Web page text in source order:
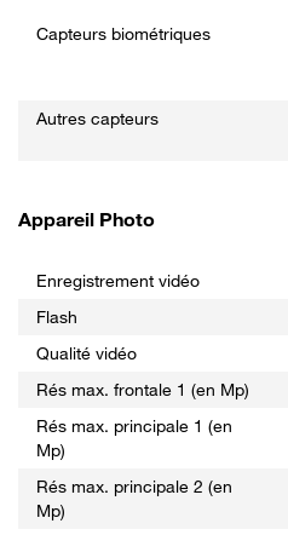
Capteurs biométriques
Autres capteurs
Appareil Photo
Enregistrement vidéo
Flash
Qualité vidéo
Rés max. frontale 1 (en Mp)
Rés max. principale 1 (en
Mp)
Rés max. principale 2 (en
Mp)